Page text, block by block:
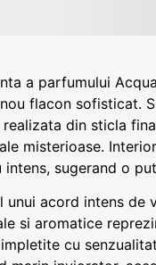
a parfumului
flacon sofisticat.
din sticla
misterioase.
intens, sugerand o
unui acord intens de
si aromatice
cu